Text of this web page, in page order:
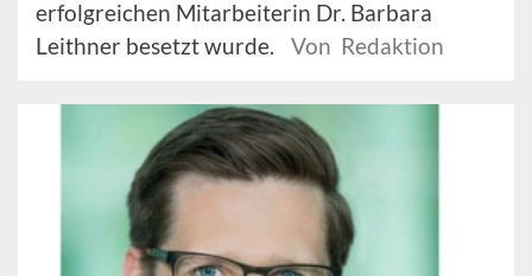
erfolgreichen Mitarbeiterin Dr. Barbara
Leithner besetzt wurde.
Von Redaktion